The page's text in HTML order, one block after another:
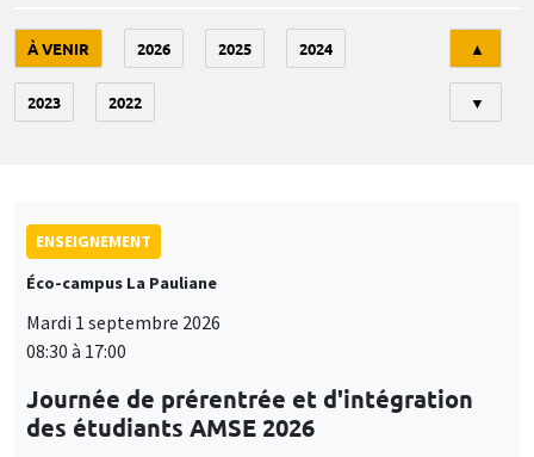
À VENIR 2026 2025 2024
2023 2022
▲
▼
ENSEIGNEMENT
Éco-campus La Pauliane
Mardi 1 septembre 2026
08:30 à 17:00
Journée de prérentrée et d'intégration
des étudiants AMSE 2026